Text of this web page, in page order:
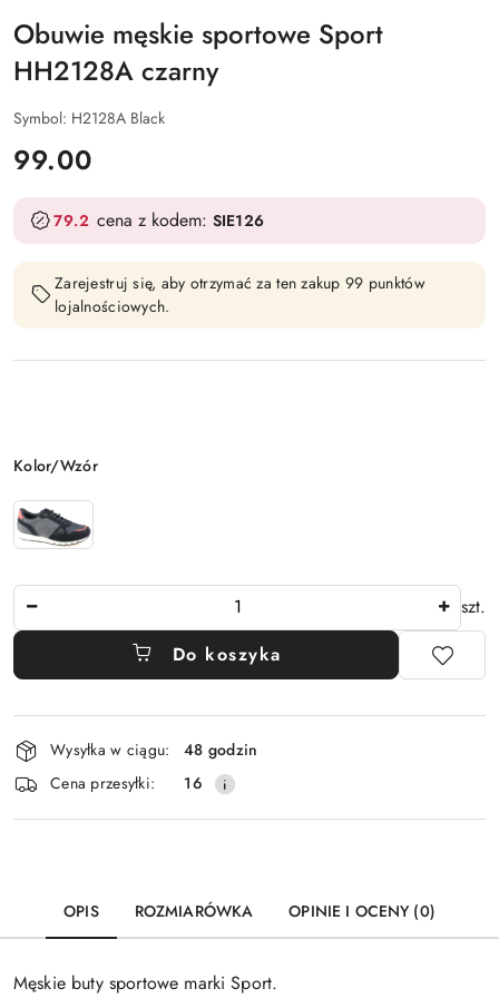
Obuwie męskie sportowe Sport
HH2128A czarny
Symbol: H2128A Black
cena:
99.00
79.2 cena z kodem: SIE126
Zarejestruj się, aby otrzymać za ten zakup 99 punktów
lojalnościowych.
Wariant
Kolor/Wzór
szt.
Do koszyka
Dostępność
i
dostawa
Wysyłka w ciągu:
48 godzin
Cena przesyłki:
16
OPIS ROZMIARÓWKA OPINIE I OCENY (0)
Męskie buty sportowe marki Sport.